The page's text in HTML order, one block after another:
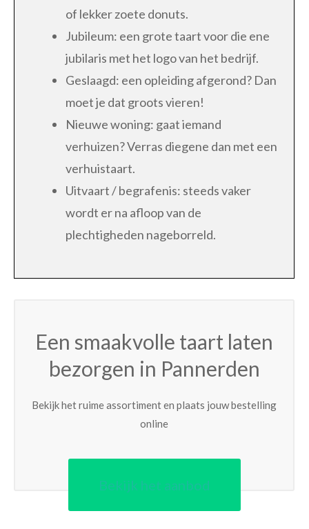
of lekker zoete donuts.
Jubileum: een grote taart voor die ene
jubilaris met het logo van het bedrijf.
Geslaagd: een opleiding afgerond? Dan
moet je dat groots vieren!
Nieuwe woning: gaat iemand
verhuizen? Verras diegene dan met een
verhuistaart.
Uitvaart / begrafenis: steeds vaker
wordt er na afloop van de
plechtigheden nageborreld.
Een smaakvolle taart laten
bezorgen in Pannerden
Bekijk het ruime assortiment en plaats jouw bestelling
online
Bekijk het aanbod